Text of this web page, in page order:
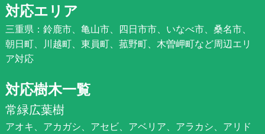
対応エリア
三重県：鈴鹿市、亀山市、四日市市、いなべ市、桑名市、
朝日町、川越町、東員町、菰野町、木曽岬町など周辺エリ
ア対応
対応樹木一覧
常緑広葉樹
アオキ、アカガシ、アセビ、アベリア、アラカシ、アリド